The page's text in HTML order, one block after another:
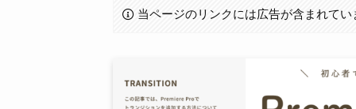
当ページのリンクには広告が含まれてい